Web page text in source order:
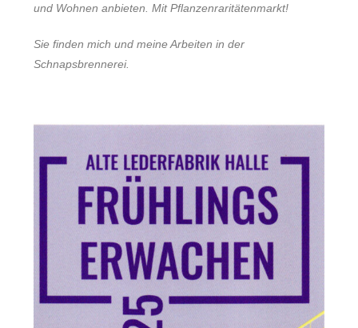
und Wohnen anbieten. Mit Pflanzenraritätenmarkt!
Sie finden mich und meine Arbeiten in der
Schnapsbrennerei.